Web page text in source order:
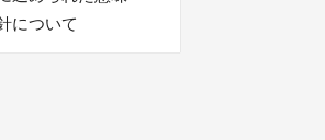
について